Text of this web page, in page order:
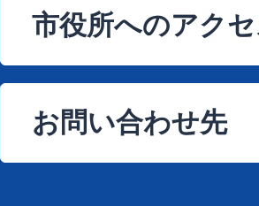
市役所へのアク
お問い合わせ先